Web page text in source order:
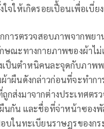
จให้เกิดรอยเปื้อนเพื่อเบี่
การตรวจสอบภาพจากพ
ษณะทางกายภาพของผ้าไ
เป็นตำหนิคนละจุดกับภา
าผืนดังกล่าวก่อนที่จะทำก
กส่งมาจากต่างประเทศต
นกัน และชื่อที่จ่าหน้าซอง
บในทะเบียนราษฎรของก